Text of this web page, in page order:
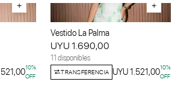
+
10%
OFF
+
Vestido La Palma
UYU 1.690,00
11 disponibles
TRANSFERENCIA UYU 1.521,0010%
OFF